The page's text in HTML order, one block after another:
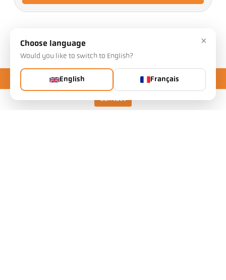
Contact
Téléchargements ×
Choose language
Would you like to switch to English?
English Français